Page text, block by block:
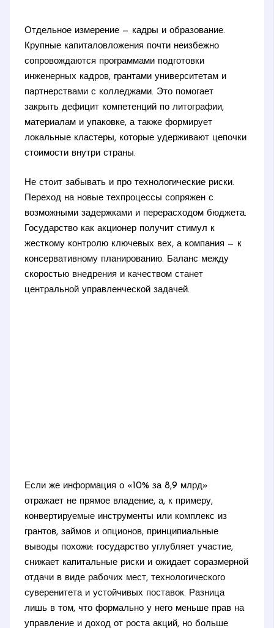
Отдельное измерение — кадры и образование.
Крупные капиталовложения почти неизбежно
сопровождаются программами подготовки
инженерных кадров, грантами университетам и
партнерствами с колледжами. Это помогает
закрыть дефицит компетенций по литографии,
материалам и упаковке, а также формирует
локальные кластеры, которые удерживают цепочки
стоимости внутри страны.
Не стоит забывать и про технологические риски.
Переход на новые техпроцессы сопряжен с
возможными задержками и перерасходом бюджета.
Государство как акционер получит стимул к
жесткому контролю ключевых вех, а компания — к
консервативному планированию. Баланс между
скоростью внедрения и качеством станет
центральной управленческой задачей.
Если же информация о «10% за 8,9 млрд»
отражает не прямое владение, а, к примеру,
конвертируемые инструменты или комплекс из
грантов, займов и опционов, принципиальные
выводы похожи: государство углубляет участие,
снижает капитальные риски и ожидает соразмерной
отдачи в виде рабочих мест, технологического
суверенитета и устойчивых поставок. Разница
лишь в том, что формально у него меньше прав на
управление и доход от роста акций, но больше